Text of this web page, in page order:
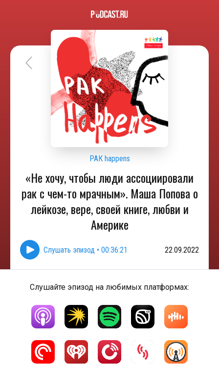
РАК happens
«Не хочу, чтобы люди ассоциировали
рак с чем-то мрачным». Маша Попова о
лейкозе, вере, своей книге, любви и
Америке
Слушать эпизод • 00:36:21 22.09.2022
Слушайте эпизод на любимых платформах: